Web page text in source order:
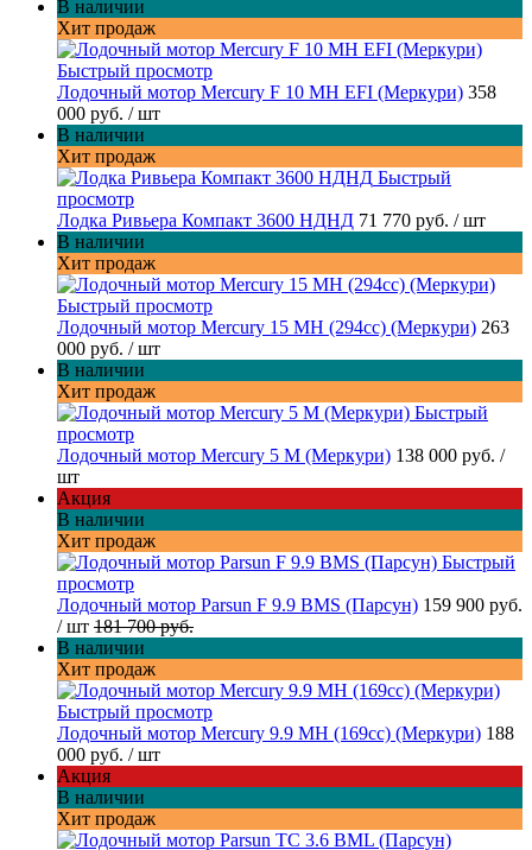
В наличии
Хит продаж
Быстрый просмотр
Лодочный мотор Mercury F 10 MH EFI (Меркури) 358
000 руб. / шт
В наличии
Хит продаж
Быстрый
просмотр
Лодка Ривьера Компакт 3600 НДНД 71 770 руб. / шт
В наличии
Хит продаж
Быстрый просмотр
Лодочный мотор Mercury 15 MH (294cc) (Меркури) 263
000 руб. / шт
В наличии
Хит продаж
Быстрый
просмотр
Лодочный мотор Mercury 5 M (Меркури) 138 000 руб. /
шт
Акция
В наличии
Хит продаж
Быстрый
просмотр
Лодочный мотор Parsun F 9.9 BMS (Парсун) 159 900 руб.
/ шт 181 700 руб.
В наличии
Хит продаж
Быстрый просмотр
Лодочный мотор Mercury 9.9 MH (169cc) (Меркури) 188
000 руб. / шт
Акция
В наличии
Хит продаж